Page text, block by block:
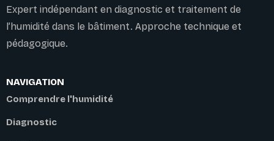
Expert indépendant en diagnostic et traitement de
l’humidité dans le bâtiment. Approche technique et
pédagogique.
NAVIGATION
Comprendre l'humidité
Diagnostic